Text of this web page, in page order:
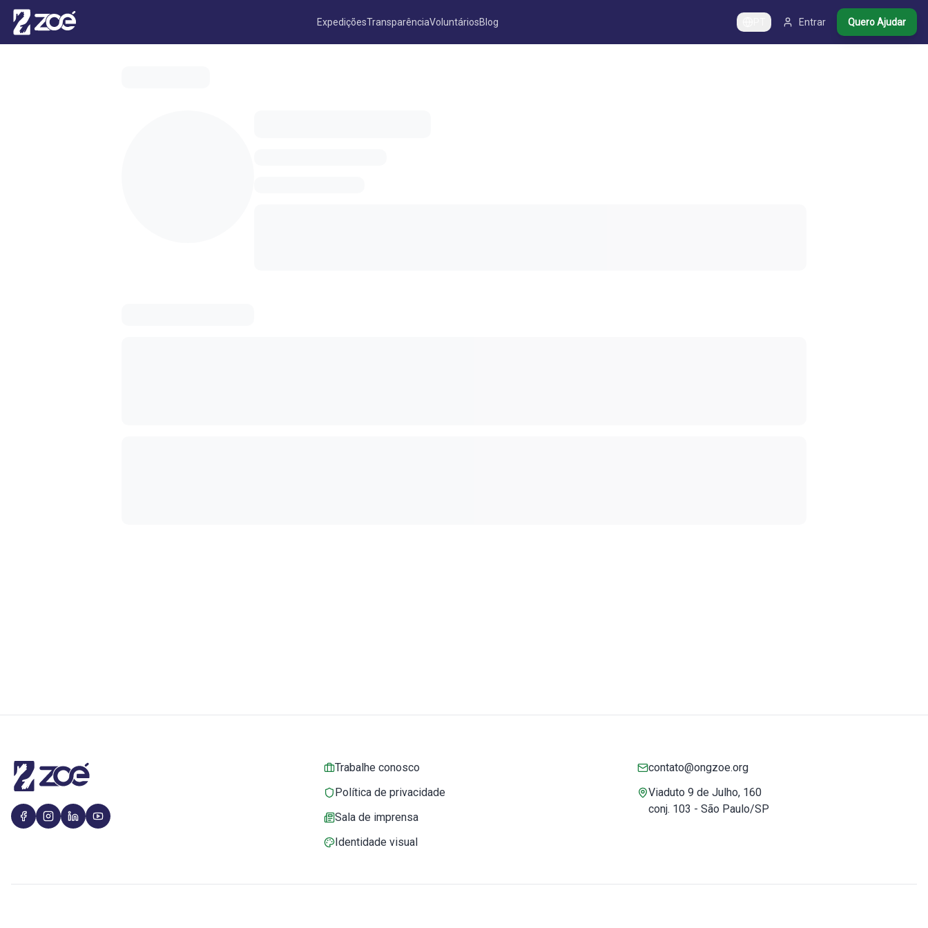
ExpediçõesTransparênciaVoluntáriosBlog Entrar Quero Ajudar
Trabalhe conosco
Política de privacidade
Sala de imprensa
Identidade visual
contato@ongzoe.org
Viaduto 9 de Julho, 160
conj. 103 - São Paulo/SP